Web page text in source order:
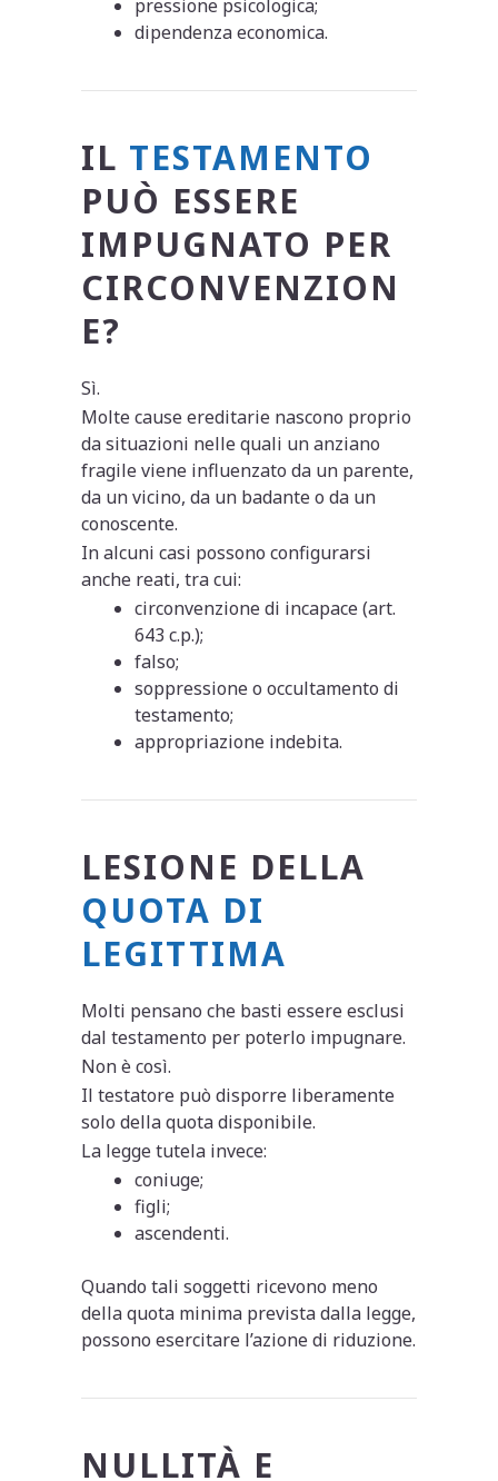
pressione psicologica;
dipendenza economica.
IL TESTAMENTO
PUÒ ESSERE
IMPUGNATO PER
CIRCONVENZION
E?
Sì.
Molte cause ereditarie nascono proprio
da situazioni nelle quali un anziano
fragile viene influenzato da un parente,
da un vicino, da un badante o da un
conoscente.
In alcuni casi possono configurarsi
anche reati, tra cui:
circonvenzione di incapace (art.
643 c.p.);
falso;
soppressione o occultamento di
testamento;
appropriazione indebita.
LESIONE DELLA
QUOTA DI
LEGITTIMA
Molti pensano che basti essere esclusi
dal testamento per poterlo impugnare.
Non è così.
Il testatore può disporre liberamente
solo della quota disponibile.
La legge tutela invece:
coniuge;
figli;
ascendenti.
Quando tali soggetti ricevono meno
della quota minima prevista dalla legge,
possono esercitare l’azione di riduzione.
NULLITÀ E